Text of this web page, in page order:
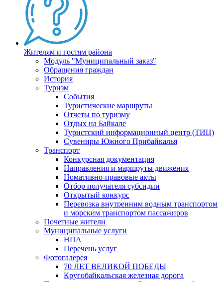
Жителям и гостям района
Модуль "Муниципальный заказ"
Обращения граждан
История
Туризм
События
Туристические маршруты
Отчеты по туризму
Отдых на Байкале
Туристский информационный центр (ТИЦ)
Сувениры Южного Прибайкалья
Транспорт
Конкурсная документация
Направления и маршруты движения
Номативно-правовые акты
Отбор получателя субсидии
Открытый конкурс
Перевозка внутренним водным транспортом
и морским транспортом пассажиров
Почетные жители
Муниципальные услуги
НПА
Перечень услуг
Фотогалерея
70 ЛЕТ ВЕЛИКОЙ ПОБЕДЫ
Кругобайкальская железная дорога